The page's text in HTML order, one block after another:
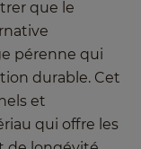
que le
pérenne qui
durable. Cet
et
qui offre les